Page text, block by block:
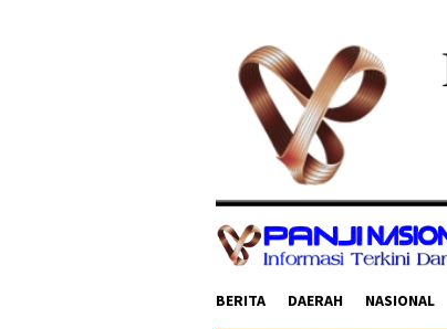
BERITA DAERAH NASIONAL